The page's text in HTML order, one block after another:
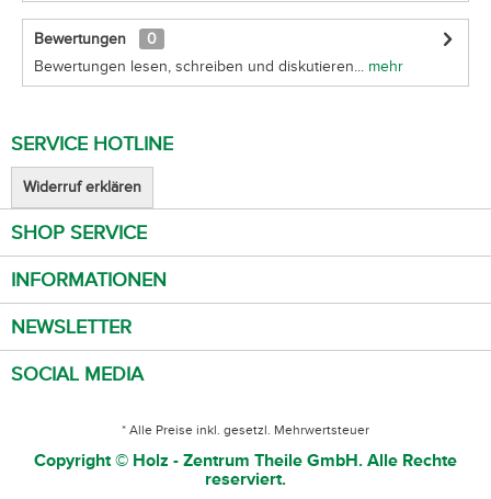
Bewertungen
0
Bewertungen lesen, schreiben und diskutieren... mehr
SERVICE HOTLINE
Widerruf erklären
SHOP SERVICE
INFORMATIONEN
NEWSLETTER
SOCIAL MEDIA
* Alle Preise inkl. gesetzl. Mehrwertsteuer
Copyright © Holz - Zentrum Theile GmbH. Alle Rechte
reserviert.